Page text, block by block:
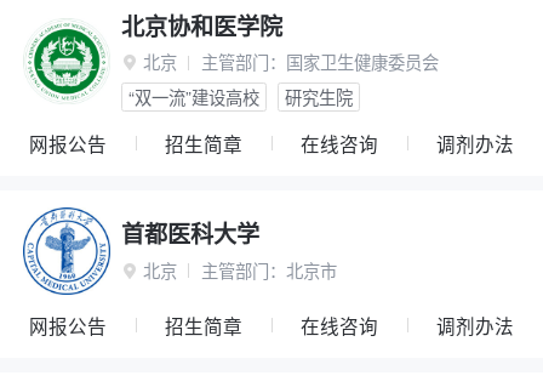
北京协和医学院
 北京 主管部门： 国家卫生健康委员会
“双一流”建设高校
研究生院
网报公告 招生简章 在线咨询 调剂办法
首都医科大学
 北京 主管部门： 北京市
网报公告 招生简章 在线咨询 调剂办法